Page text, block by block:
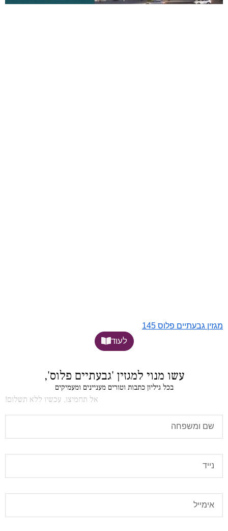
מגזין גבעתיים פלוס 145
לעוד
עשו מנוי למגזין 'גבעתיים פלוס',
בכל גיליון כתבות וטורים מעניינים ומעמיקים
אל תחמיצו, עכשיו ללא תשלום!